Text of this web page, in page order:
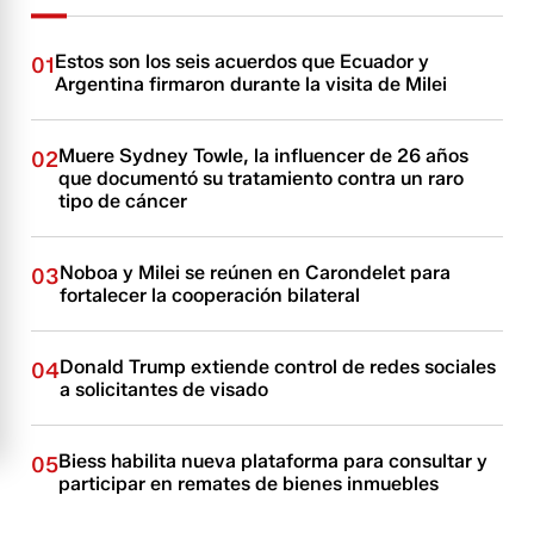
01Estos son los seis acuerdos que Ecuador y
Argentina firmaron durante la visita de Milei
02Muere Sydney Towle, la influencer de 26 años
que documentó su tratamiento contra un raro
tipo de cáncer
03Noboa y Milei se reúnen en Carondelet para
fortalecer la cooperación bilateral
04Donald Trump extiende control de redes sociales
a solicitantes de visado
05Biess habilita nueva plataforma para consultar y
participar en remates de bienes inmuebles